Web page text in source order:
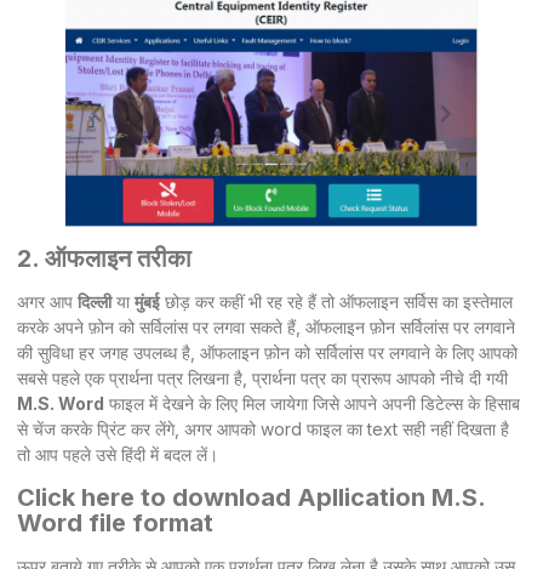
2. ऑफलाइन तरीका
अगर आप दिल्लीया मुंबईछोड़ कर कहीं भी रह रहे हैं तो ऑफलाइन सर्विस का इस्तेमाल
करके अपने फ़ोन को सर्विलांस पर लगवा सकते हैं, ऑफलाइन फ़ोन सर्विलांस पर लगवाने
की सुविधा हर जगह उपलब्ध है, ऑफलाइन फ़ोन को सर्विलांस पर लगवाने के लिए आपको
सबसे पहले एक प्रार्थना पत्र लिखना है, प्रार्थना पत्र का प्रारूप आपको नीचे दी गयी
M.S. Word फाइल में देखने के लिए मिल जायेगा जिसे आपने अपनी डिटेल्स के हिसाब
से चेंज करके प्रिंट कर लेंगे, अगर आपको word फाइल का text सही नहीं दिखता है
तो आप पहले उसे हिंदी में बदल लें।
Click here to download Apllication M.S.
Word file format